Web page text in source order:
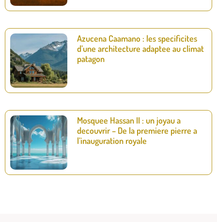
Azucena Caamano : les specificites
d’une architecture adaptee au climat
patagon
Mosquee Hassan II : un joyau a
decouvrir – De la premiere pierre a
l’inauguration royale